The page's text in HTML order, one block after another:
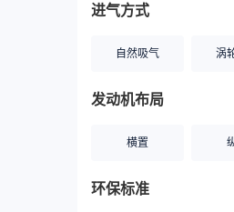
进气方式
自然吸气 涡
发动机布局
横置
环保标准